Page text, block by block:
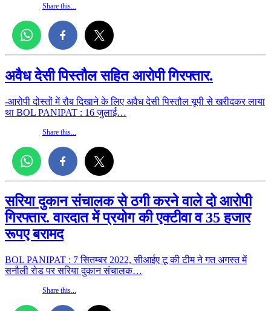
Share this...
अवैध देसी पिस्तौल सहित आरोपी गिरफ्तार.
-आरोपी दोस्तों में रौब दिखाने के लिए अवैध देसी पिस्तौल यूपी से खरीदकर लाया
था BOL PANIPAT : 16 जुलाई…
Share this...
सरिया दुकान संचालक से ठगी करने वाले दो आरोपी
गिरफ्तार. वारदात में प्रयोग की एक्टीवा व 35 हजार
रूपए बरामद
BOL PANIPAT : 7 सितम्बर 2022, सीआईए टू की टीम ने गत अगस्त में
सनौली रोड पर सरिया दुकान संचालक…
Share this...